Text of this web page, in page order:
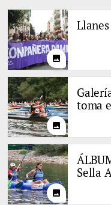
photo
photo
toma
photo
Sella